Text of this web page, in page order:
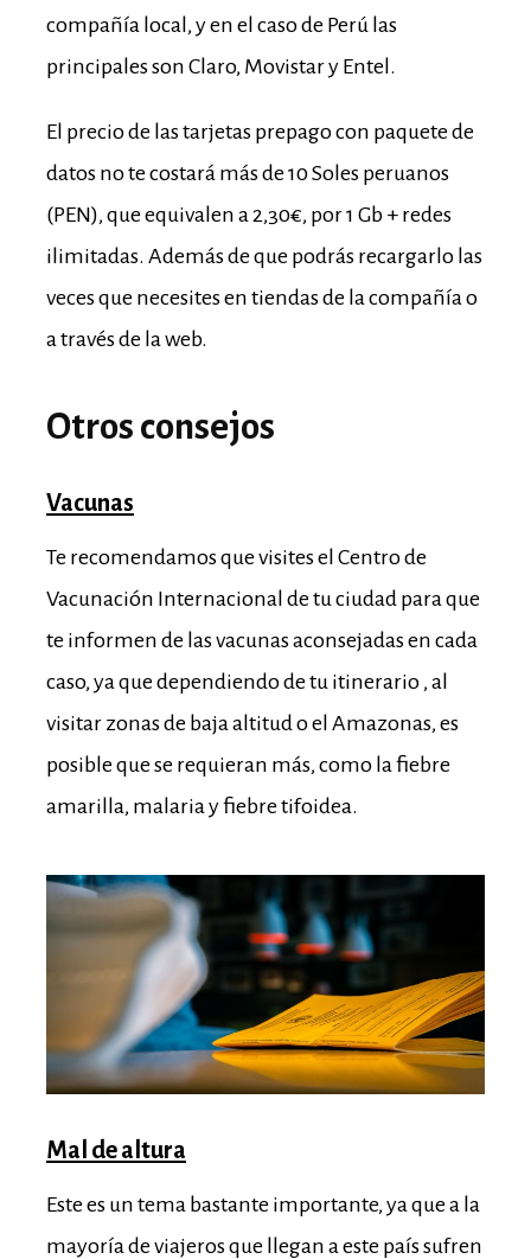
compañía local, y en el caso de Perú las
principales son Claro, Movistar y Entel.
El precio de las tarjetas prepago con paquete de
datos no te costará más de 10 Soles peruanos
(PEN), que equivalen a 2,30€, por 1 Gb + redes
ilimitadas. Además de que podrás recargarlo las
veces que necesites en tiendas de la compañía o
a través de la web.
Otros consejos
Vacunas
Te recomendamos que visites el Centro de
Vacunación Internacional de tu ciudad para que
te informen de las vacunas aconsejadas en cada
caso, ya que dependiendo de tu itinerario , al
visitar zonas de baja altitud o el Amazonas, es
posible que se requieran más, como la fiebre
amarilla, malaria y fiebre tifoidea.
Mal de altura
Este es un tema bastante importante, ya que a la
mayoría de viajeros que llegan a este país sufren